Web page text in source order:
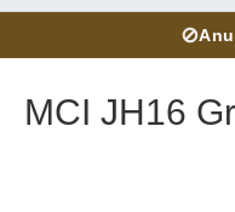
⊘
MCI JH16